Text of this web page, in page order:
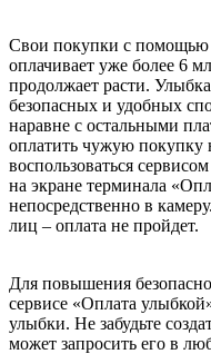
Свои покупки с помощью
оплачивает уже более 6
продолжает расти.
безопасных и удобных
наравне с остальными
оплатить чужую покупку
воспользоваться
на экране терминала
непосредственно в
лиц – оплата не пройдет.
Для повышения
сервисе «Оплата
улыбки. Не забудьте
может запросить его в